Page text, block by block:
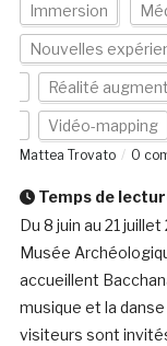
Immersion
Nouvelles
Réalité
Vidéo-mapping
Mattea Trovato
0
Temps de
Du 8 juin au 21
Musée
accueillent
musique et la
visiteurs sont